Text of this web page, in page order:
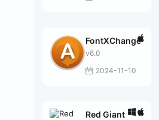
FontXChange
v6.0
2024-11-10
Red Giant